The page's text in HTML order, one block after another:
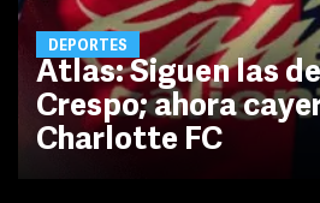
DEPORTES
Atlas: Siguen las
Crespo; ahora
Charlotte FC